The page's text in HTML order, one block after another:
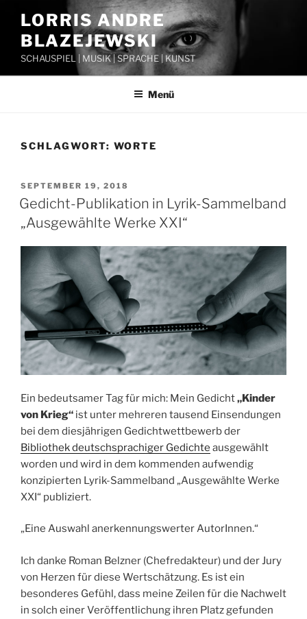
Inhalt
springen
LORRIS ANDRE
BLAZEJEWSKI
SCHAUSPIEL | MUSIK | SPRACHE | KUNST
Menü
SCHLAGWORT: WORTE
VERÖFFENTLICHT
AM
SEPTEMBER 19, 2018
Gedicht-Publikation in Lyrik-Sammelband
„Ausgewählte Werke XXI“
Ein bedeutsamer Tag für mich: Mein Gedicht„Kinder
von Krieg“ ist unter mehreren tausend Einsendungen
bei dem diesjährigen Gedichtwettbewerb der
Bibliothek deutschsprachiger Gedichte ausgewählt
worden und wird in dem kommenden aufwendig
konzipierten Lyrik-Sammelband „Ausgewählte Werke
XXI“ publiziert.
„Eine Auswahl anerkennungswerter AutorInnen.“
Ich danke Roman Belzner (Chefredakteur) und der Jury
von Herzen für diese Wertschätzung. Es ist ein
besonderes Gefühl, dass meine Zeilen für die Nachwelt
in solch einer Veröffentlichung ihren Platz gefunden